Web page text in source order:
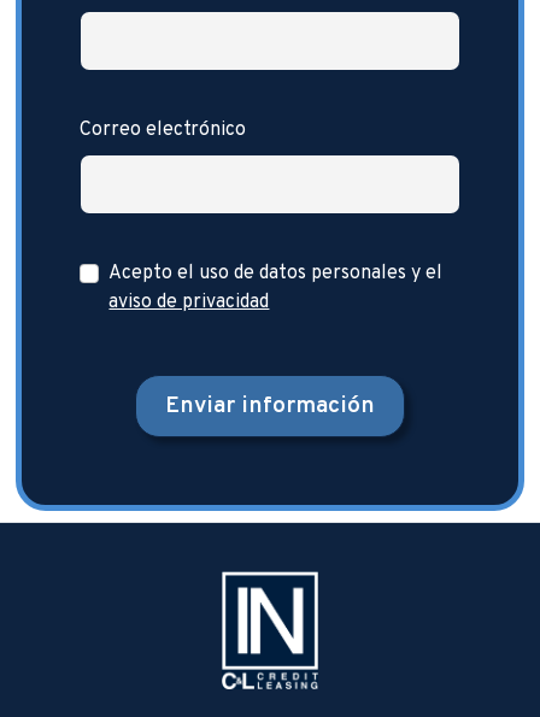
Correo electrónico
Acepto el uso de datos personales y el
aviso de privacidad
Enviar información